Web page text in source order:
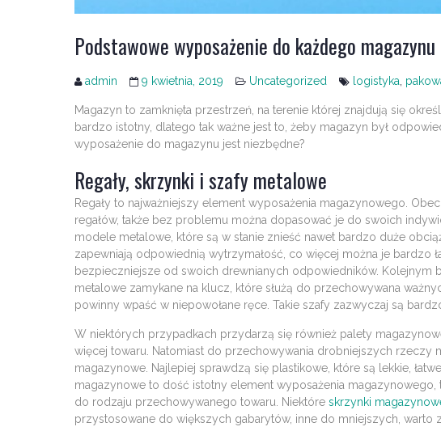
Podstawowe wyposażenie do każdego magazynu
admin 9 kwietnia, 2019 Uncategorized logistyka
Magazyn to zamknięta przestrzeń, na terenie której znajdują się
bardzo istotny, dlatego tak ważne jest to, żeby magazyn był
wyposażenie do magazynu jest niezbędne?
Regały, skrzynki i szafy metalowe
Regały to najważniejszy element wyposażenia magazynowego.
regałów, także bez problemu można dopasować je do swoich
modele metalowe, które są w stanie znieść nawet bardzo duże
zapewniają odpowiednią wytrzymałość, co więcej można je bardzo
bezpieczniejsze od swoich drewnianych odpowiedników. Kolejnym
metalowe zamykane na klucz, które służą do przechowywana
powinny wpaść w niepowołane ręce. Takie szafy zazwyczaj są
W niektórych przypadkach przydarzą się również palety
więcej towaru. Natomiast do przechowywania drobniejszych rzeczy
magazynowe. Najlepiej sprawdzą się plastikowe, które są lekkie,
magazynowe to dość istotny element wyposażenia
do rodzaju przechowywanego towaru. Niektóre skrzynki
przystosowane do większych gabarytów, inne do mniejszych, warto